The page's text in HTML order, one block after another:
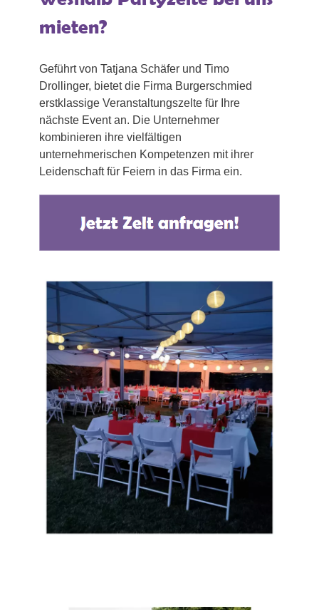
mieten?
Geführt von Tatjana Schäfer und Timo
Drollinger, bietet die Firma Burgerschmied
erstklassige Veranstaltungszelte für Ihre
nächste Event an. Die Unternehmer
kombinieren ihre vielfältigen
unternehmerischen Kompetenzen mit ihrer
Leidenschaft für Feiern in das Firma ein.